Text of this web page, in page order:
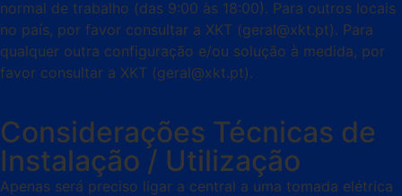
normal de trabalho (das 9:00 às 18:00). Para outros locais
no país, por favor consultar a XKT (geral@xkt.pt). Para
qualquer outra configuração e/ou solução à medida, por
favor consultar a XKT (geral@xkt.pt).
Considerações Técnicas de
Instalação / Utilização
Apenas será preciso ligar a central a uma tomada elétrica